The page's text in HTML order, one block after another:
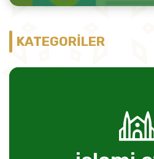
KATEGORİLER